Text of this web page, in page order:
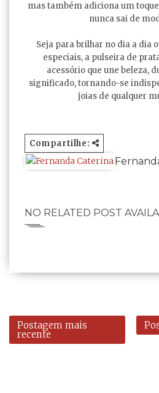
mas também adiciona um
nunca sai de
Seja para brilhar no dia a dia
especiais, a pulseira de
acessório que une beleza,
significado, tornando-se
joias de qualquer
Compartilhe:
NO RELATED POST
Postagem mais
recente